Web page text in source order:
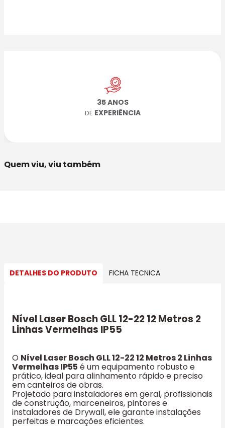
35 ANOS
DE EXPERIÊNCIA
Quem viu, viu também
DETALHES DO PRODUTO FICHA TECNICA
Nível Laser Bosch GLL 12-22 12 Metros 2
Linhas Vermelhas IP55
O Nível Laser Bosch GLL 12-22 12 Metros 2 Linhas
Vermelhas IP55 é um equipamento robusto e
prático, ideal para alinhamento rápido e preciso
em canteiros de obras.
Projetado para instaladores em geral, profissionais
de construção, marceneiros, pintores e
instaladores de Drywall, ele garante instalações
perfeitas e marcações eficientes.